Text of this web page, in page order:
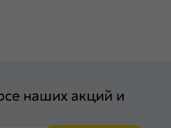
наших акций и